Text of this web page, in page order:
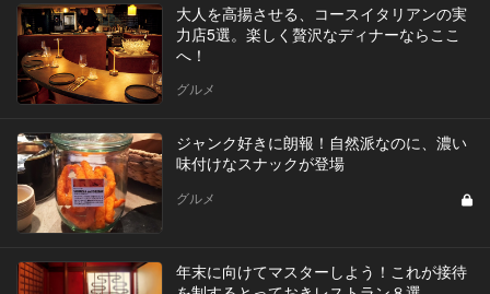
大人を高揚させる、コースイタリアンの実
力店5選。楽しく贅沢なディナーならここ
へ！
グルメ
ジャンク好きに朗報！自然派なのに、濃い
味付けなスナックが登場
グルメ
年末に向けてマスターしよう！これが接待